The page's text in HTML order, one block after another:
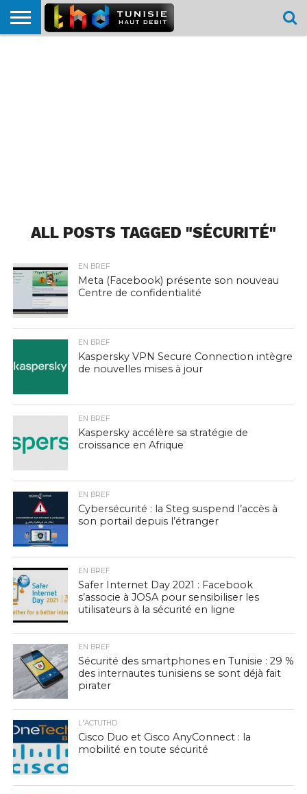
ALL POSTS TAGGED "SÉCURITÉ"
EN BREF
Meta (Facebook) présente son nouveau
Centre de confidentialité
EN BREF
Kaspersky VPN Secure Connection intègre
de nouvelles mises à jour
EN BREF
Kaspersky accélère sa stratégie de
croissance en Afrique
EN BREF
Cybersécurité : la Steg suspend l’accès à
son portail depuis l’étranger
EN BREF
Safer Internet Day 2021 : Facebook
s’associe à JOSA pour sensibiliser les
utilisateurs à la sécurité en ligne
EN BREF
Sécurité des smartphones en Tunisie : 29 %
des internautes tunisiens se sont déjà fait
pirater
L'ACTUTHD
Cisco Duo et Cisco AnyConnect : la
mobilité en toute sécurité